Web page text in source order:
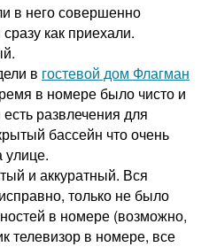
в него совершенно
как приехали.
в гостевой дом Флагман
в номере было чисто и
развлечения для
бассейн что очень
улице.
и аккуратный. Вся
только не было
в номере (возможно,
телевизор в номере, все